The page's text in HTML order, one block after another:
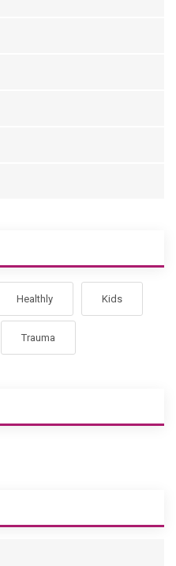
Healthly Kids
Trauma